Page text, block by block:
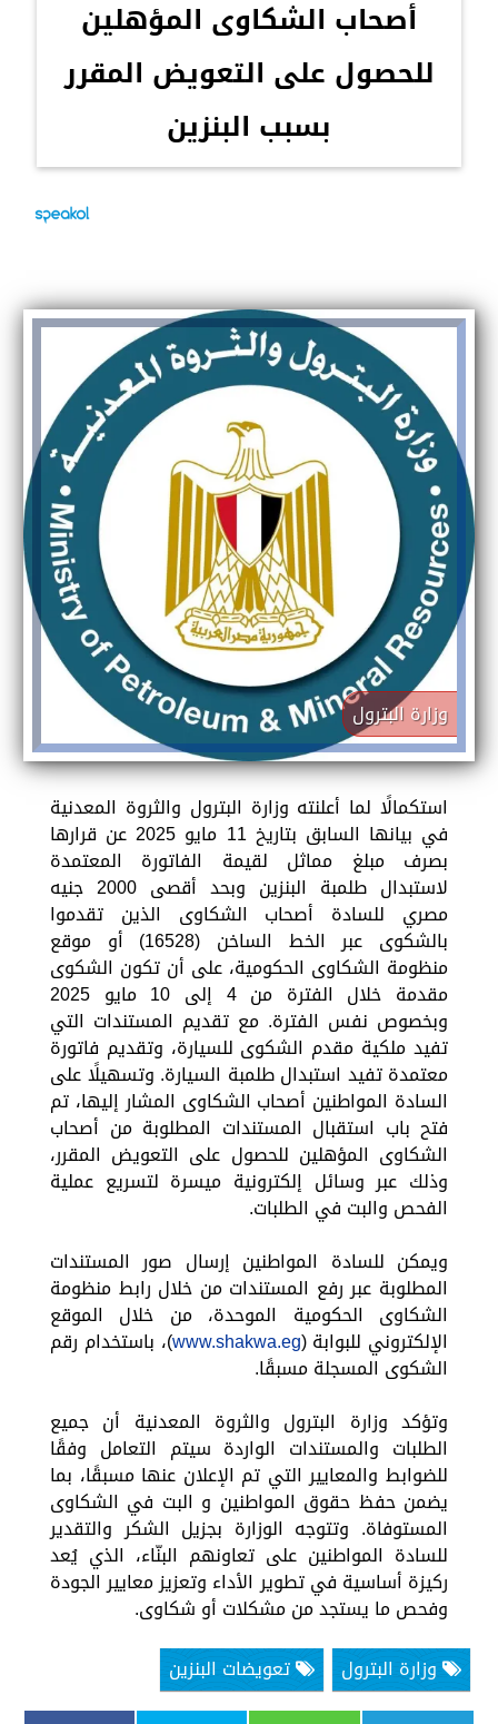
أصحاب الشكاوى المؤهلين
للحصول على التعويض المقرر
بسبب البنزين
وزارة البترول
استكمالًا لما أعلنته وزارة البترول والثروة المعدنية
في بيانها السابق بتاريخ 11 مايو 2025 عن قرارها
بصرف مبلغ مماثل لقيمة الفاتورة المعتمدة
لاستبدال طلمبة البنزين وبحد أقصى 2000 جنيه
مصري للسادة أصحاب الشكاوى الذين تقدموا
بالشكوى عبر الخط الساخن (16528) أو موقع
منظومة الشكاوى الحكومية، على أن تكون الشكوى
مقدمة خلال الفترة من 4 إلى 10 مايو 2025
وبخصوص نفس الفترة. مع تقديم المستندات التي
تفيد ملكية مقدم الشكوى للسيارة، وتقديم فاتورة
معتمدة تفيد استبدال طلمبة السيارة. وتسهيلًا على
السادة المواطنين أصحاب الشكاوى المشار إليها، تم
فتح باب استقبال المستندات المطلوبة من أصحاب
الشكاوى المؤهلين للحصول على التعويض المقرر،
وذلك عبر وسائل إلكترونية ميسرة لتسريع عملية
الفحص والبت في الطلبات.
ويمكن للسادة المواطنين إرسال صور المستندات
المطلوبة عبر رفع المستندات من خلال رابط منظومة
الشكاوى الحكومية الموحدة، من خلال الموقع
الإلكتروني للبوابة (www.shakwa.eg)، باستخدام رقم
الشكوى المسجلة مسبقًا.
وتؤكد وزارة البترول والثروة المعدنية أن جميع
الطلبات والمستندات الواردة سيتم التعامل وفقًا
للضوابط والمعايير التي تم الإعلان عنها مسبقًا، بما
يضمن حفظ حقوق المواطنين و البت في الشكاوى
المستوفاة. وتتوجه الوزارة بجزيل الشكر والتقدير
للسادة المواطنين على تعاونهم البنّاء، الذي يُعد
ركيزة أساسية في تطوير الأداء وتعزيز معايير الجودة
وفحص ما يستجد من مشكلات أو شكاوى.
وزارة البترول
تعويضات البنزين